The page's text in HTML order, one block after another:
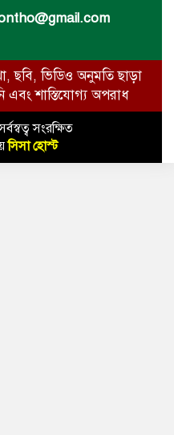
ছবি, ভিডিও অনুমতি ছাড়া
এবং শাস্তিযোগ্য অপরাধ
সংরক্ষিত
সিসা হোস্ট